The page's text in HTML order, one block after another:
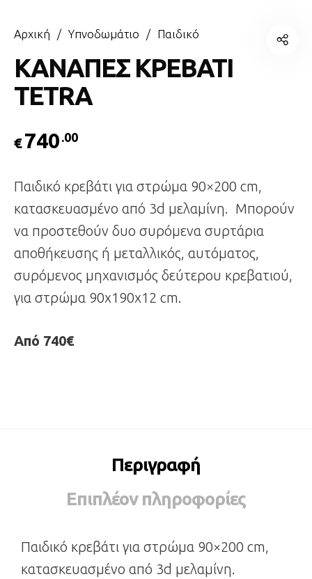
Αρχική / Υπνοδωμάτιο / Παιδικό
ΚΑΝΑΠΕΣ ΚΡΕΒΑΤΙ
TETRA
€740 .00
Παιδικό κρεβάτι για στρώμα 90×200 cm,
κατασκευασμένο από 3d μελαμίνη. Μπορούν
να προστεθούν δυο συρόμενα συρτάρια
αποθήκευσης ή μεταλλικός, αυτόματος,
συρόμενος μηχανισμός δεύτερου κρεβατιού,
για στρώμα 90x190x12 cm.
Από 740€
Περιγραφή
Επιπλέον πληροφορίες
Παιδικό κρεβάτι για στρώμα 90×200 cm,
κατασκευασμένο από 3d μελαμίνη.